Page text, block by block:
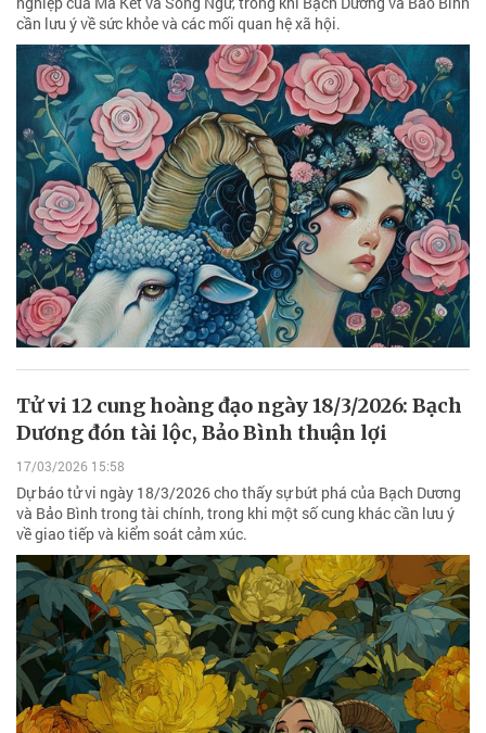
cần lưu ý về sức khỏe và các mối quan hệ xã hội.
Tử vi 12 cung hoàng đạo ngày 18/3/2026: Bạch
Dương đón tài lộc, Bảo Bình thuận lợi
17/03/2026 15:58
Dự báo tử vi ngày 18/3/2026 cho thấy sự bứt phá của Bạch Dương
và Bảo Bình trong tài chính, trong khi một số cung khác cần lưu ý
về giao tiếp và kiểm soát cảm xúc.